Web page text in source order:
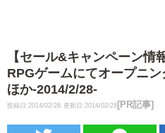
【セール&キャンペーン情
RPGゲームにてオープニン
ほか-2014/2/28-
投稿日:2014/02/28 更新日:2014/02/28 [PR記事]